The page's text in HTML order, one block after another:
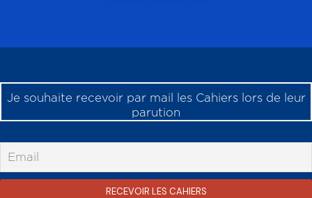
Je souhaite recevoir par mail les Cahiers lors de leur
parution